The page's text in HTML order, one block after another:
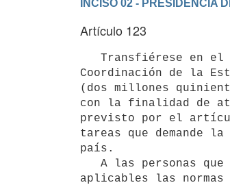
INCISO 02 - PRESIDENCIA
Artículo 123
Coordinación de la
(dos millones
con la finalidad de
previsto por el
tareas que demande
país.
aplicables las normas